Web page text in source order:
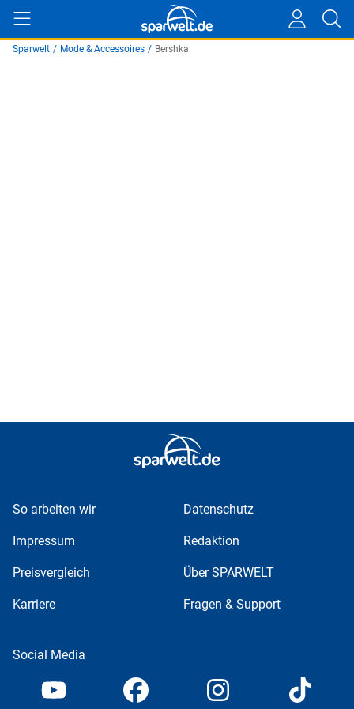
Sparwelt / Mode & Accessoires / Bershka
So arbeiten wir Datenschutz
Impressum Redaktion
Preisvergleich Über SPARWELT
Karriere Fragen & Support
Social Media